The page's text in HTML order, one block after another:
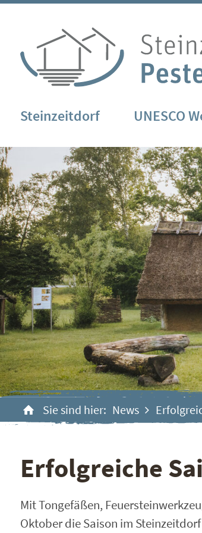
Steinzeitdorf UNESCO
Sie sind hier: News
Erfolgreiche
Mit Tongefäßen,
Oktober die Saison im